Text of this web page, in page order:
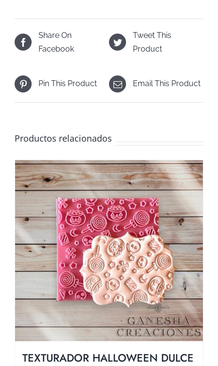
Share On
Facebook
Tweet This
Product
Pin This Product Email This Product
Productos relacionados
TEXTURADOR HALLOWEEN DULCE